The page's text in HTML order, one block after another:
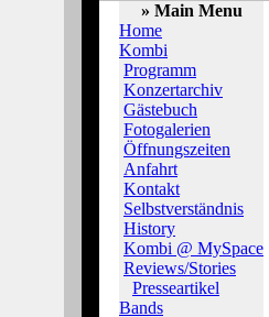
» Main Menu
Home
Kombi
Programm
Konzertarchiv
Gästebuch
Fotogalerien
Öffnungszeiten
Anfahrt
Kontakt
Selbstverständnis
History
Kombi @ MySpace
Reviews/Stories
Presseartikel
Bands